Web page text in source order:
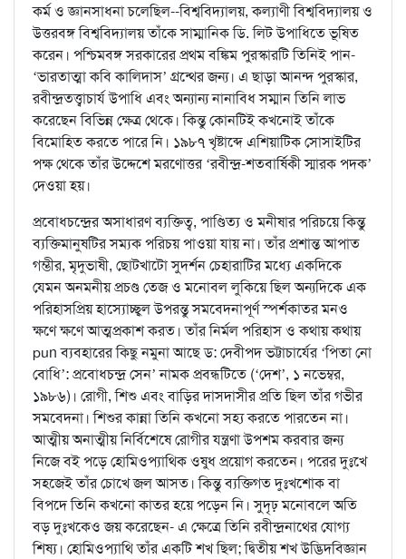
কর্ম ও জ্ঞানসাধনা চলেছিল--বিশ্ববিদ্যালয়, কল্যাণী বিশ্ববিদ্যালয় ও
উত্তরবঙ্গ বিশ্ববিদ্যালয় তাঁকে সাম্মানিক ডি. লিট উপাধিতে ভূষিত
করেন। পশ্চিমবঙ্গ সরকারের প্রথম বঙ্কিম পুরস্কারটি তিনিই পান-
‘ভারতাত্মা কবি কালিদাস’ গ্রন্থের জন্য। এ ছাড়া আনন্দ পুরস্কার,
রবীন্দ্রতত্ত্বাচার্য উপাধি এবং অন্যান্য নানাবিধ সম্মান তিনি লাভ
করেছেন বিভিন্ন ক্ষেত্র থেকে। কিন্তু কোনটিই কখনোই তাঁকে
বিমোহিত করতে পারে নি। ১৯৮৭ খৃষ্টাব্দে এশিয়াটিক সোসাইটির
পক্ষ থেকে তাঁর উদ্দেশে মরণোত্তর ‘রবীন্দ্র-শতবার্ষিকী স্মারক পদক’
দেওয়া হয়।
প্রবোধচন্দ্রের অসাধারণ ব্যক্তিত্ব, পাণ্ডিত্য ও মনীষার পরিচয়ে কিন্তু
ব্যক্তিমানুষটির সম্যক পরিচয় পাওয়া যায় না। তাঁর প্রশান্ত আপাত
গম্ভীর, মৃদুভাষী, ছোটখাটো সুদর্শন চেহারাটির মধ্যে একদিকে
যেমন অনমনীয় প্রচণ্ড তেজ ও মনোবল লুকিয়ে ছিল অন্যদিকে এক
পরিহাসপ্রিয় হাস্যোচ্ছ্বল উপরন্তু সমবেদনাপূর্ণ স্পর্শকাতর মনও
ক্ষণে ক্ষণে আত্মপ্রকাশ করত। তাঁর নির্মল পরিহাস ও কথায় কথায়
pun ব্যবহারের কিছু নমুনা আছে ড: দেবীপদ ভট্টাচার্যের ‘পিতা নো
বোধি’: প্রবোধচন্দ্র সেন’ নামক প্রবন্ধটিতে (‘দেশ’, ১ নভেম্বর,
১৯৮৬)। রোগী, শিশু এবং বাড়ির দাসদাসীর প্রতি ছিল তাঁর গভীর
সমবেদনা। শিশুর কান্না তিনি কখনো সহ্য করতে পারতেন না।
আত্মীয় অনাত্মীয় নির্বিশেষে রোগীর যন্ত্রণা উপশম করবার জন্য
নিজে বই পড়ে হোমিওপ্যাথিক ওষুধ প্রয়োগ করতেন। পরের দুঃখে
সহজেই তাঁর চোখে জল আসত। কিন্তু ব্যক্তিগত দুঃখশোক বা
বিপদে তিনি কখনো কাতর হয়ে পড়েন নি। সুদৃঢ় মনোবলে অতি
বড় দুঃখকেও জয় করেছেন- এ ক্ষেত্রে তিনি রবীন্দ্রনাথের যোগ্য
শিষ্য। হোমিওপ্যাথি তাঁর একটি শখ ছিল; দ্বিতীয় শখ উদ্ভিদবিজ্ঞান